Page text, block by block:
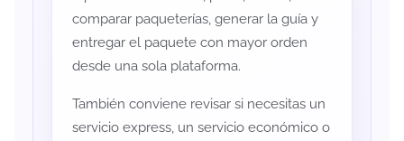
comparar paqueterías, generar la guía y
entregar el paquete con mayor orden
desde una sola plataforma.
También conviene revisar si necesitas un
servicio express, un servicio económico o